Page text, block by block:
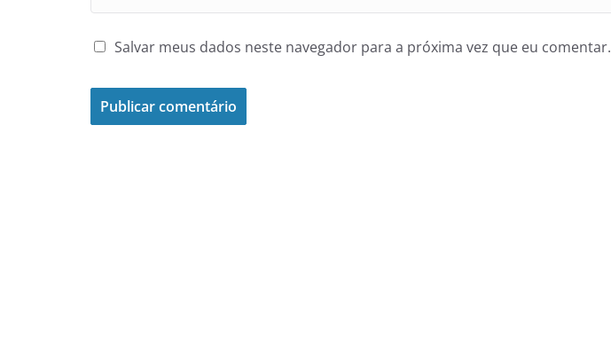
Salvar meus dados neste navegador para a próxima vez que eu comentar.